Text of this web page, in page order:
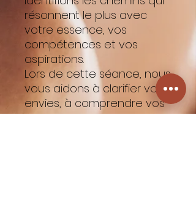
résonnent le plus avec
votre essence, vos
compétences et vos
aspirations.
Lors de cette séance, nous
vous aidons à clarifier vos
envies, à comprendre vos
motivations profondes et